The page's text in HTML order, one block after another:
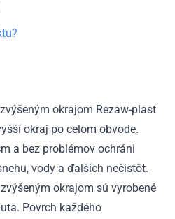
okrajom Rezaw-plast
okraj po celom obvode.
a bez problémov ochráni
vody a ďalších nečistôt.
okrajom sú vyrobené
Povrch každého